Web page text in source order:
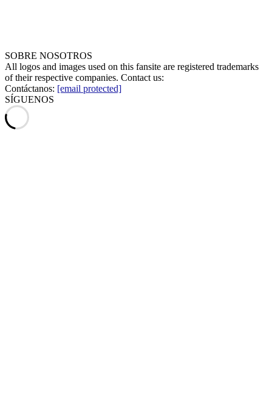
SOBRE NOSOTROS
All logos and images used on this fansite are registered trademarks
of their respective companies. Contact us:
Contáctanos: [email protected]
SÍGUENOS